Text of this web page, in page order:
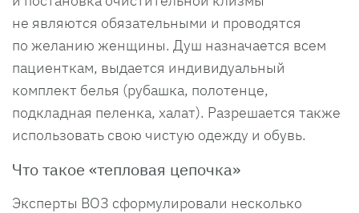
не являются обязательными и проводятся
по желанию женщины. Душ назначается всем
пациенткам, выдается индивидуальный
комплект белья (рубашка, полотенце,
подкладная пеленка, халат). Разрешается также
использовать свою чистую одежду и обувь.
Что такое «тепловая цепочка»
Эксперты ВОЗ сформулировали несколько